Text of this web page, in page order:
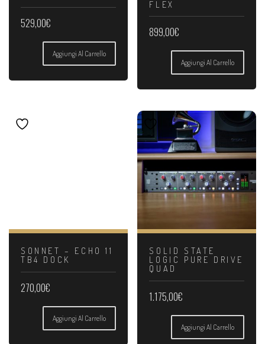
529,00€
Aggiungi Al Carrello
FLEX
899,00€
Aggiungi Al Carrello
SONNET – ECHO 11
TB4 DOCK
270,00€
Aggiungi Al Carrello
SOLID STATE
LOGIC PURE DRIVE
QUAD
1.175,00€
Aggiungi Al Carrello